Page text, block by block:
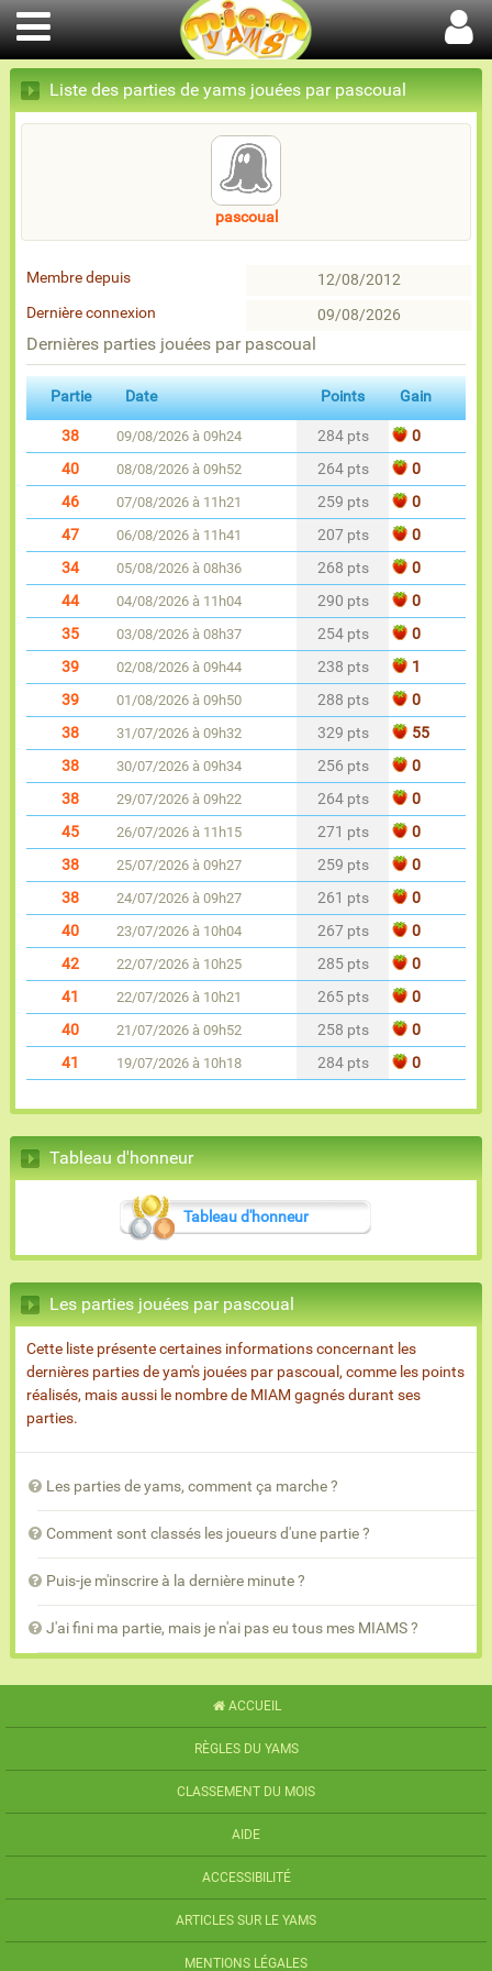
Liste des parties de yams jouées par pascoual
pascoual
Membre depuis
12/08/2012
Dernière connexion
09/08/2026
Dernières parties jouées par pascoual
Partie Date Points Gain
38 09/08/2026 à 09h24 284 pts
0
40
08/08/2026 à 09h52 264 pts
0
46
07/08/2026 à 11h21 259 pts
0
47
06/08/2026 à 11h41 207 pts
0
34
05/08/2026 à 08h36 268 pts
0
44
04/08/2026 à 11h04 290 pts
0
35
03/08/2026 à 08h37 254 pts
0
39
02/08/2026 à 09h44 238 pts
1
39
01/08/2026 à 09h50 288 pts
0
38
31/07/2026 à 09h32 329 pts
55
38
30/07/2026 à 09h34 256 pts
0
38
29/07/2026 à 09h22 264 pts
0
45
26/07/2026 à 11h15 271 pts
0
38
25/07/2026 à 09h27 259 pts
0
38
24/07/2026 à 09h27 261 pts
0
40
23/07/2026 à 10h04 267 pts
0
42
22/07/2026 à 10h25 285 pts
0
41
22/07/2026 à 10h21 265 pts
0
40
21/07/2026 à 09h52 258 pts
0
41
19/07/2026 à 10h18 284 pts 0
Tableau d'honneur
Tableau d'honneur
Les parties jouées par pascoual
Cette liste présente certaines informations concernant les
dernières parties de yam's jouées par pascoual, comme les points
réalisés, mais aussi le nombre de MIAM gagnés durant ses
parties.
Les parties de yams, comment ça marche ?
Comment sont classés les joueurs d'une partie ?
Puis-je m'inscrire à la dernière minute ?
J'ai fini ma partie, mais je n'ai pas eu tous mes MIAMS ?
ACCUEIL
RÈGLES DU YAMS
CLASSEMENT DU MOIS
AIDE
ACCESSIBILITÉ
ARTICLES SUR LE YAMS
MENTIONS LÉGALES